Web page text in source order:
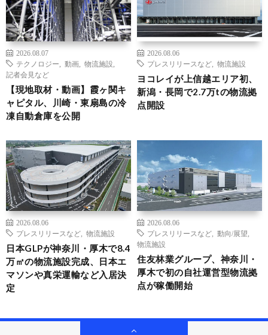
2026.08.07
テクノロジー
動画 物流施設
記者会見など
【現地取材・動画】霞ヶ関キ
ャピタル、川崎・東扇島の冷
凍自動倉庫を公開
2026.08.06
プレスリリースなど
物流施設
ヨコレイが上信越エリア初、
新潟・長岡で2.7万tの物流拠
点開設
2026.08.06
プレスリリースなど
物流施設
日本GLPが神奈川・厚木で8.4
万㎡の物流施設完成、日本エ
マソンや真栄運輸など入居決
定
2026.08.06
プレスリリースなど
動向/展望
物流施設
住友林業グループ、神奈川・
厚木で初の自社運営型物流拠
点が稼働開始